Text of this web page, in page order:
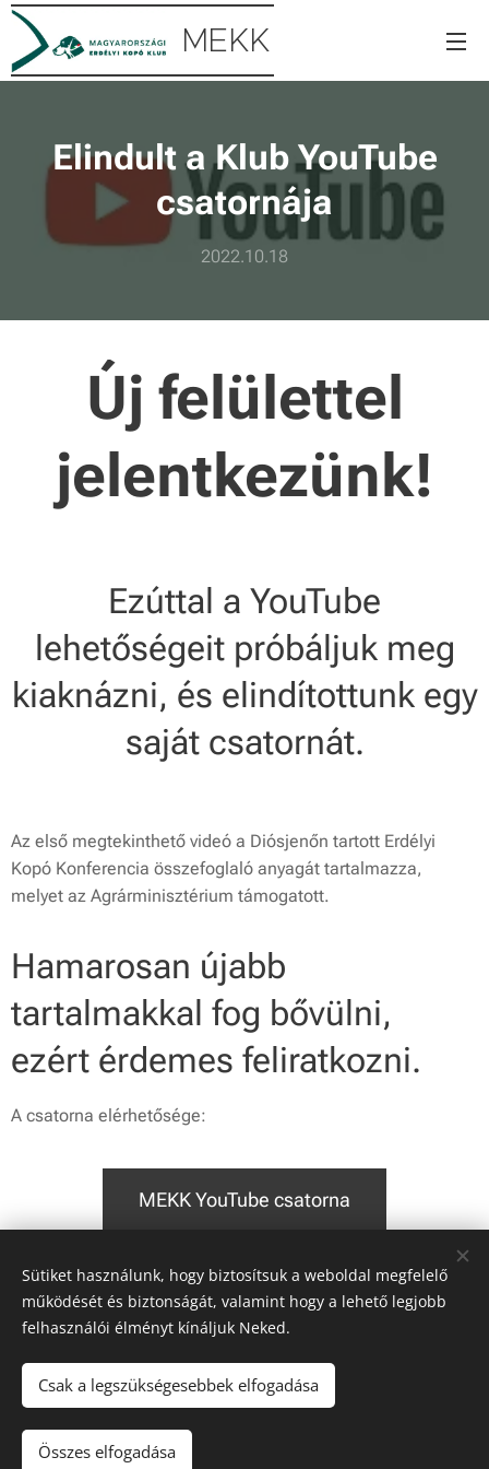
MEKK
Elindult a Klub YouTube
csatornája
2022.10.18
Új felülettel
jelentkezünk!
Ezúttal a YouTube
lehetőségeit próbáljuk meg
kiaknázni, és elindítottunk egy
saját csatornát.
Az első megtekinthető videó a Diósjenőn tartott Erdélyi
Kopó Konferencia összefoglaló anyagát tartalmazza,
melyet az Agrárminisztérium támogatott.
Hamarosan újabb
tartalmakkal fog bővülni,
ezért érdemes feliratkozni.
A csatorna elérhetősége:
MEKK YouTube csatorna
Share
© 2019 MEKK | Minden jog fenntartva
Sütiket használunk, hogy biztosítsuk a weboldal megfelelő
működését és biztonságát, valamint hogy a lehető legjobb
felhasználói élményt kínáljuk Neked.
Csak a legszükségesebbek elfogadása
Összes elfogadása